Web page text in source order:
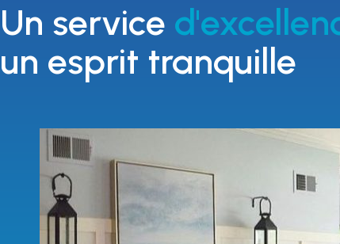
Un service
un esprit tranquille